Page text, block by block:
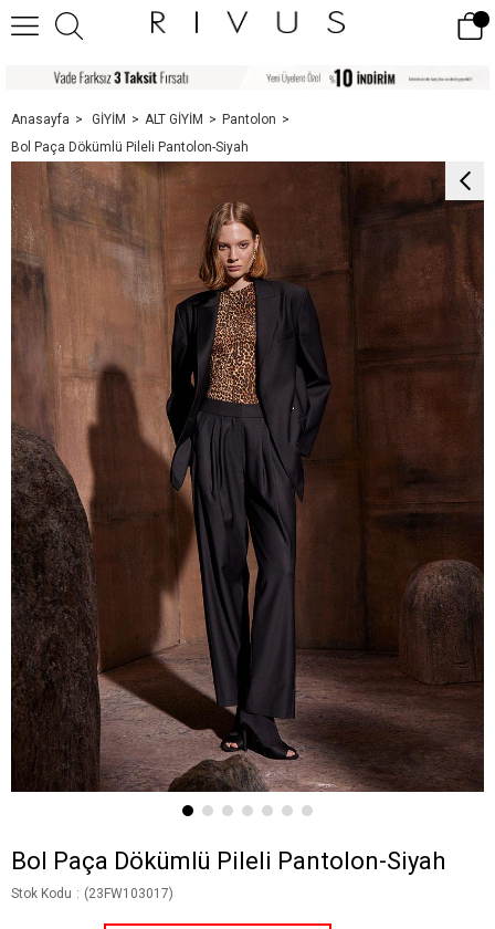
Anasayfa GİYİM ALT GİYİM
Pantolon
Bol Paça Dökümlü Pileli Pantolon-Siyah
Bol Paça Dökümlü Pileli Pantolon-Siyah
Stok Kodu (23FW103017)